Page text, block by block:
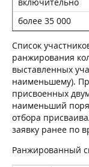
более 35 000
Список
ранжирования
выставленных
наименьшему).
присвоенных
наименьший
отбора
заявку ранее по
Ранжированный